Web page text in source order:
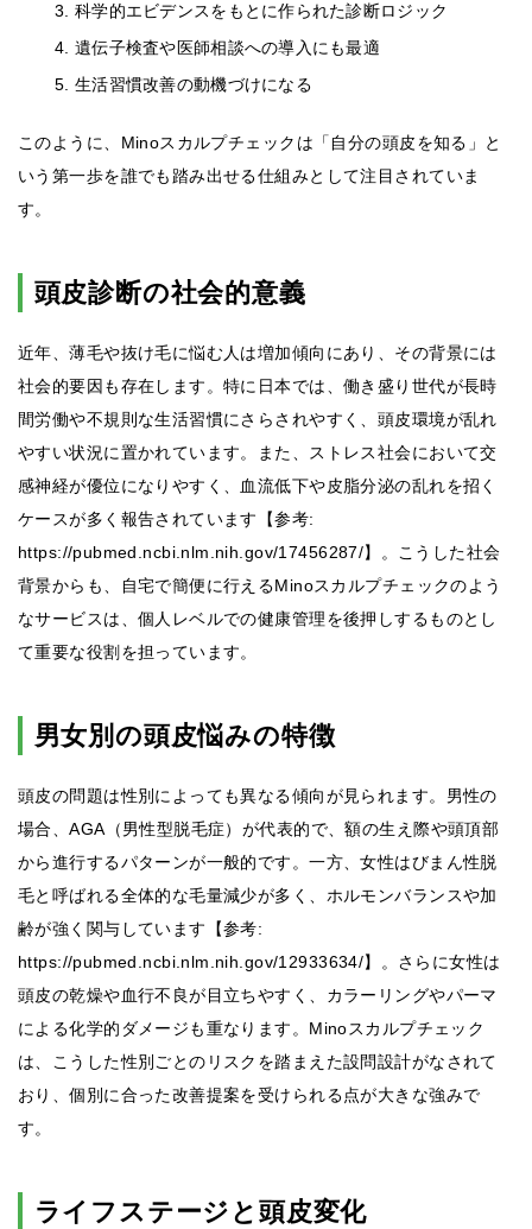
科学的エビデンスをもとに作られた診断ロジック
遺伝子検査や医師相談への導入にも最適
生活習慣改善の動機づけになる
このように、Minoスカルプチェックは「自分の頭皮を知る」と
いう第一歩を誰でも踏み出せる仕組みとして注目されていま
す。
頭皮診断の社会的意義
近年、薄毛や抜け毛に悩む人は増加傾向にあり、その背景には
社会的要因も存在します。特に日本では、働き盛り世代が長時
間労働や不規則な生活習慣にさらされやすく、頭皮環境が乱れ
やすい状況に置かれています。また、ストレス社会において交
感神経が優位になりやすく、血流低下や皮脂分泌の乱れを招く
ケースが多く報告されています【参考:
https://pubmed.ncbi.nlm.nih.gov/17456287/】。こうした社会
背景からも、自宅で簡便に行えるMinoスカルプチェックのよう
なサービスは、個人レベルでの健康管理を後押しするものとし
て重要な役割を担っています。
男女別の頭皮悩みの特徴
頭皮の問題は性別によっても異なる傾向が見られます。男性の
場合、AGA（男性型脱毛症）が代表的で、額の生え際や頭頂部
から進行するパターンが一般的です。一方、女性はびまん性脱
毛と呼ばれる全体的な毛量減少が多く、ホルモンバランスや加
齢が強く関与しています【参考:
https://pubmed.ncbi.nlm.nih.gov/12933634/】。さらに女性は
頭皮の乾燥や血行不良が目立ちやすく、カラーリングやパーマ
による化学的ダメージも重なります。Minoスカルプチェック
は、こうした性別ごとのリスクを踏まえた設問設計がなされて
おり、個別に合った改善提案を受けられる点が大きな強みで
す。
ライフステージと頭皮変化